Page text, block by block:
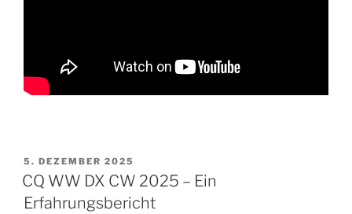
VERÖFFENTLICHT
AM
5. DEZEMBER 2025
CQ WW DX CW 2025 – Ein
Erfahrungsbericht